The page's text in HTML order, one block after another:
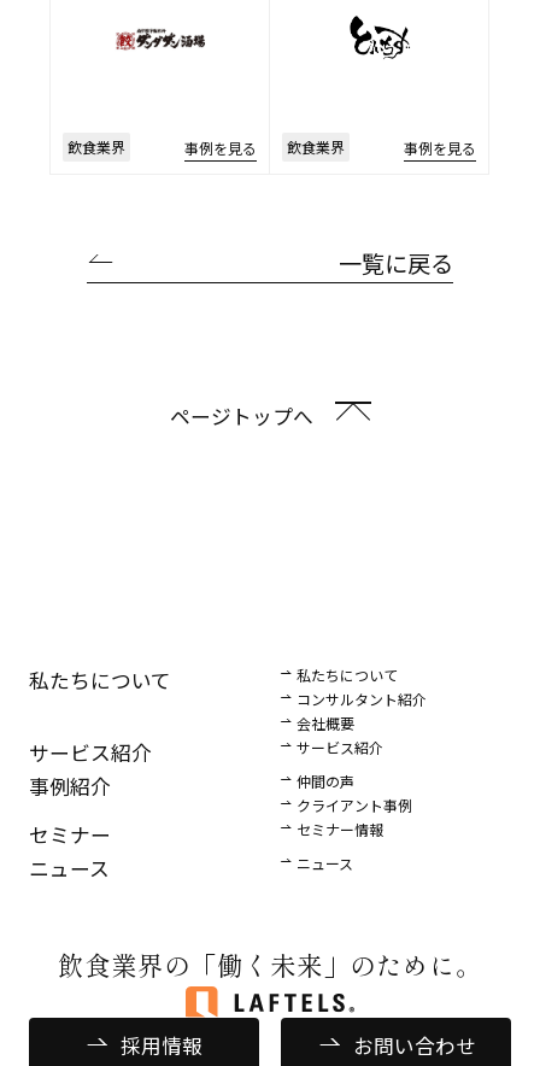
飲食業界 事例を見る 飲食業界 事例を見る
一覧に戻る
ページトップへ
飲食業界の 「働く未来」のために。
私たちについて
私たちについて
コンサルタント紹介
会社概要
サービス紹介 サービス紹介
事例紹介
仲間の声
クライアント事例
セミナー セミナー情報
ニュース ニュース
採用情報 お問い合わせ